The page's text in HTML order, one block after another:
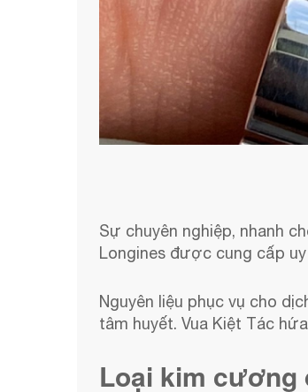
Sự chuyên nghiệp, nhanh
Longines được cung cấp
Nguyên liệu phục vụ cho
tâm huyết. Vua Kiệt Tác
Loại kim cương